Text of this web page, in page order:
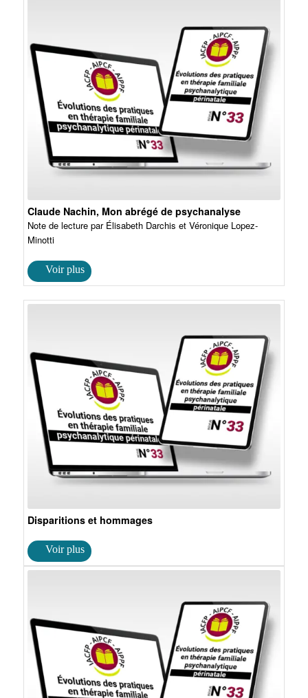
Claude Nachin, Mon abrégé de psychanalyse
Note de lecture par Élisabeth Darchis et Véronique Lopez-
Minotti
Disparitions et hommages